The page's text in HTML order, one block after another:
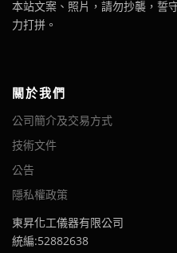
本站文案、照片，請勿抄襲，誓
力打拼。
關於我們
公司簡介及交易方式
技術文件
公告
隱私權政策
東昇化工儀器有限公司
統編:52882638